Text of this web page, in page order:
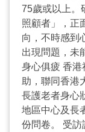
同的社福機構
工應用音樂訓
福群會健智支
語言束縛，透
屬、同事及長
參考電子教科
表示，奶奶見
爺早上做了很
就不會引發其
75歲或以上。
照顧者」，正
向，不時感到
出現問題，未
身心俱疲 香
助，聯同香港
長護老者身心
地區中心及長
份問卷。 受